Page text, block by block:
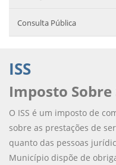
Consulta Pública
ISS
Imposto Sobre
O ISS é um imposto de
sobre as prestações de
quanto das pessoas
Município dispõe de